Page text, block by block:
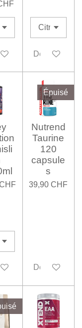
Désactivé
Épuisé
Nutrend
Taurine
120
capsule
s
39,90 CHF
Désactivé